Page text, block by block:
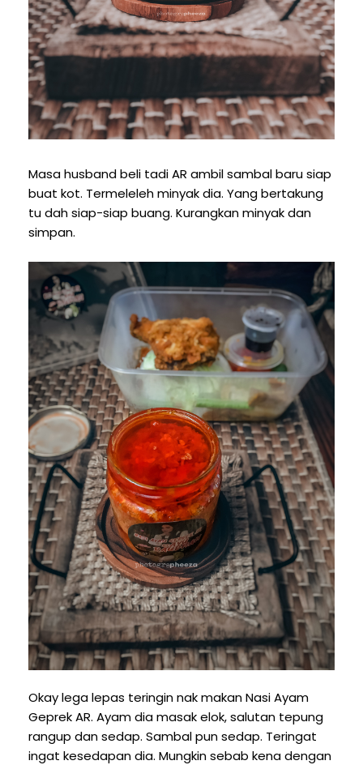
Masa husband beli tadi AR ambil sambal baru siap
buat kot. Termeleleh minyak dia. Yang bertakung
tu dah siap-siap buang. Kurangkan minyak dan
simpan.
Okay lega lepas teringin nak makan Nasi Ayam
Geprek AR. Ayam dia masak elok, salutan tepung
rangup dan sedap. Sambal pun sedap. Teringat
ingat kesedapan dia. Mungkin sebab kena dengan